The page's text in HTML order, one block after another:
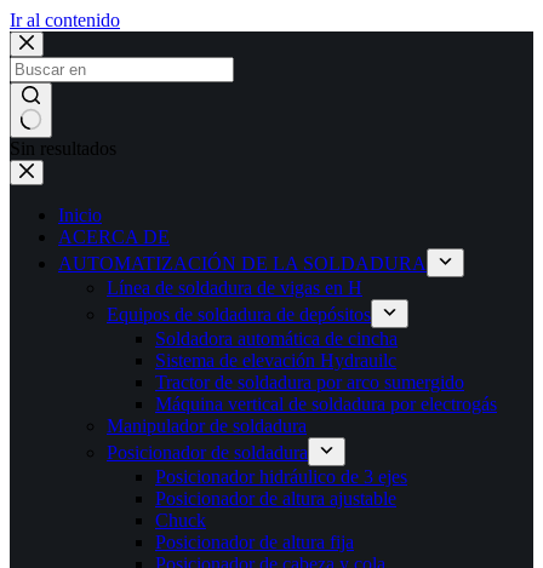
Ir al contenido
Sin resultados
Inicio
ACERCA DE
AUTOMATIZACIÓN DE LA SOLDADURA
Línea de soldadura de vigas en H
Equipos de soldadura de depósitos
Soldadora automática de cincha
Sistema de elevación Hydrauilc
Tractor de soldadura por arco sumergido
Máquina vertical de soldadura por electrogás
Manipulador de soldadura
Posicionador de soldadura
Posicionador hidráulico de 3 ejes
Posicionador de altura ajustable
Chuck
Posicionador de altura fija
Posicionador de cabeza y cola